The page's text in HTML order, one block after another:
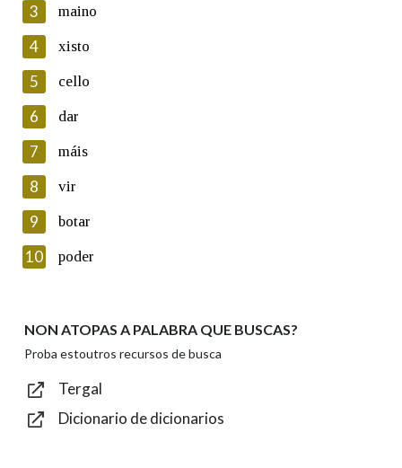
En cumprimento da normativa vixente en materia de
Protección de Datos de Carácter Persoal, a Real Academia
Galega informa a aqueles usuarios que faciliten o seu correo
electrónico, así como calquera outra información de carácter
persoal, que estes datos serán obxecto de tratamento
automatizado de carácter confidencial e incorporados aos seus
ficheiros informáticos. Así mesmo, os usuarios poderán exercer o
seu dereito de acceso, rectificación, oposición e cancelación dos
seus datos poñéndose en contacto connosco.
Lin e acepto as condicións da política de
Introduce o código que aparece na imaxe:
Texto de verificación
3 maino
4 xisto
5 cello
6 dar
7 máis
8 vir
9 botar
10 poder
NON ATOPAS A PALABRA QUE BUSCAS?
Proba estoutros recursos de busca
Tergal
Dicionario de dicionarios